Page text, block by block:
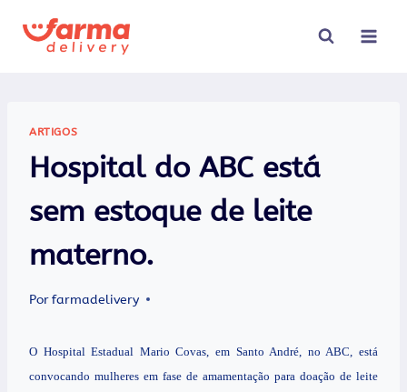
para
ARTIGOS
Hospital do ABC está
sem estoque de leite
materno.
Porfarmadelivery
O Hospital Estadual Mario Covas, em Santo André, no ABC, está
convocando mulheres em fase de amamentação para doação de leite